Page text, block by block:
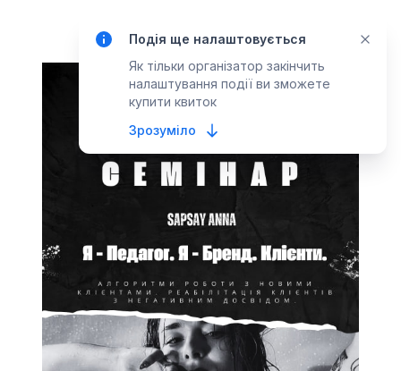
Подія ще налаштовується
Як тільки організатор закінчить
налаштування події ви зможете
купити квиток
Зрозуміло